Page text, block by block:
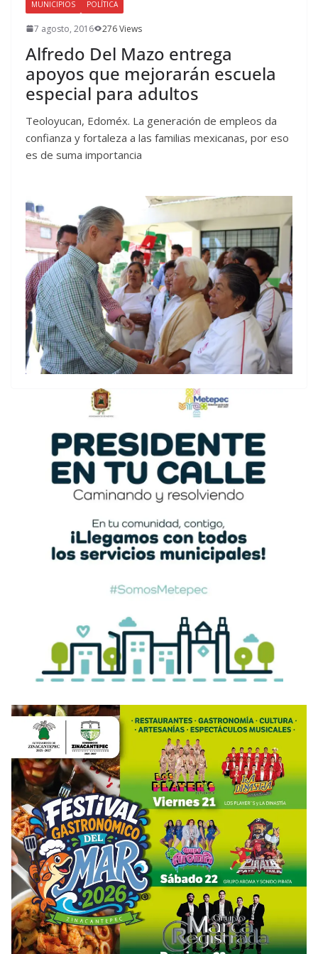
MUNICIPIOS POLÍTICA
7 agosto, 2016 276 Views
Alfredo Del Mazo entrega
apoyos que mejorarán escuela
especial para adultos
Teoloyucan, Edoméx. La generación de empleos da
confianza y fortaleza a las familias mexicanas, por eso
es de suma importancia